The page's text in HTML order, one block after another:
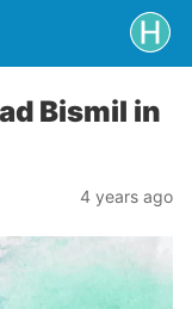
Bismil in
4 years ago